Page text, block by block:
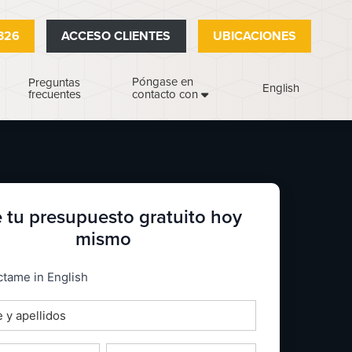
ACCESO CLIENTES UBICACIONES
Preguntas
frecuentes
Póngase en
contacto con
English
tu presupuesto gratuito hoy
mismo
in English